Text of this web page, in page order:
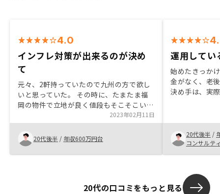
4.0
インフレ対策が出来るのが決め
て
元々、2軒持っていたので九州の方で欲し
いと思っていた。 その時に、たまたま福
岡の物件で立地が良く値段もそこそこいい
のがあったので購入した。 不動産はイン
フラ対策になるし、老後対策にもなるので
いいと思う。 契約から手続きまでスムー
ズだったので満足です。特になし
2023年02月11日
20代後半 / 年収600万円台
運用してい
始めたきっか
金がなく、老
決め手は、実
てそれが購入
少ないと感じ
20代後半 /
コンサルテ
20代の口コミをもっと見る